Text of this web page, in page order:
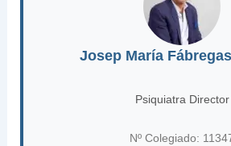
Josep María Fábregas
Psiquiatra Director
Nº Colegiado: